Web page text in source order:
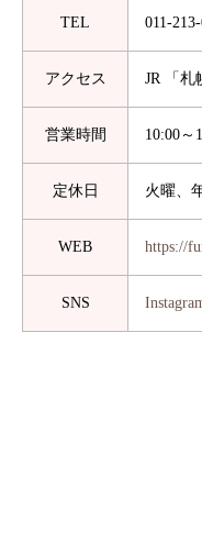
TEL 011-
アクセス JR 「札
営業時間 10:00～
定休日 火曜、
WEB https://
SNS